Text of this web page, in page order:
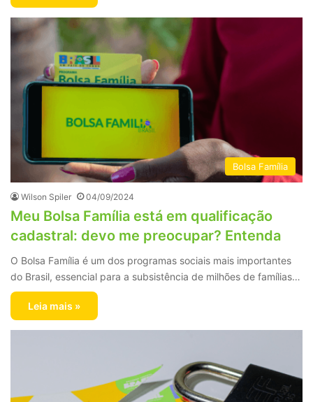
Bolsa Família
Wilson Spiler 04/09/2024
Meu Bolsa Família está em qualificação
cadastral: devo me preocupar? Entenda
O Bolsa Família é um dos programas sociais mais importantes
do Brasil, essencial para a subsistência de milhões de famílias…
Leia mais »